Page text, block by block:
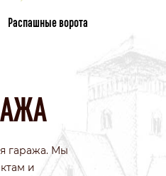
Распашные ворота
гаража. Мы
и